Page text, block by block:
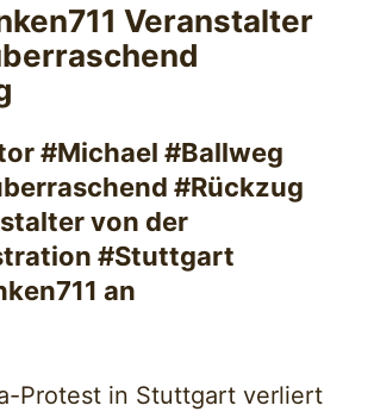
Veranstalter
#Michael #Ballweg
#Rückzug
von der
#Stuttgart
an
Protest in Stuttgart verliert